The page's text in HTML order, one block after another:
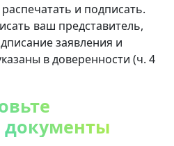
и подписать.
ваш представитель,
заявления и
в доверенности (ч. 4